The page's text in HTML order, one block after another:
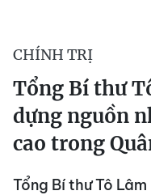
CHÍNH TRỊ
Tổng Bí thư
dựng nguồn
cao trong
Tổng Bí thư Tô